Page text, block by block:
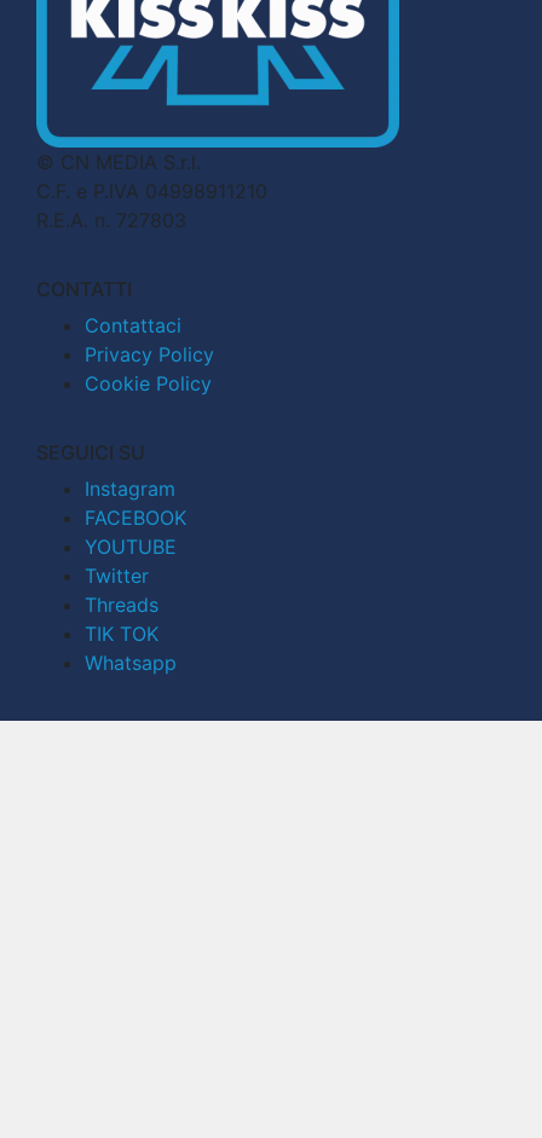
© CN MEDIA S.r.l.
C.F. e P.IVA 04998911210
R.E.A. n. 727803
CONTATTI
Contattaci
Privacy Policy
Cookie Policy
SEGUICI SU
Instagram
FACEBOOK
YOUTUBE
Twitter
Threads
TIK TOK
Whatsapp